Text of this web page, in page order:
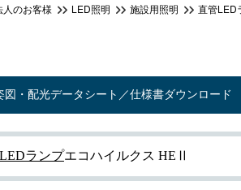
人のお客様 LED照明 施設用照明 直管LED
・配光データシート／仕様書ダウンロード
ランプエコハイルクス HEⅡ